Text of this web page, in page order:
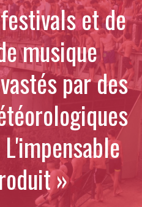
et de
musique
par des
»